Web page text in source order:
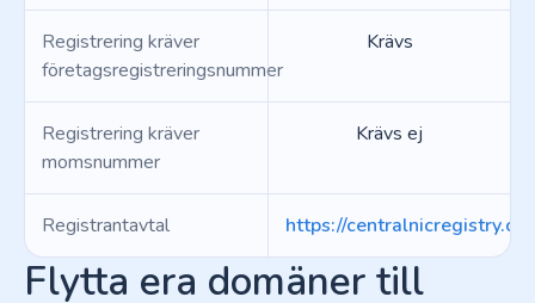
Registrering kräver
företagsregistreringsnummer
Krävs
Registrering kräver
momsnummer
Krävs ej
Registrantavtal https://
Flytta era domäner till